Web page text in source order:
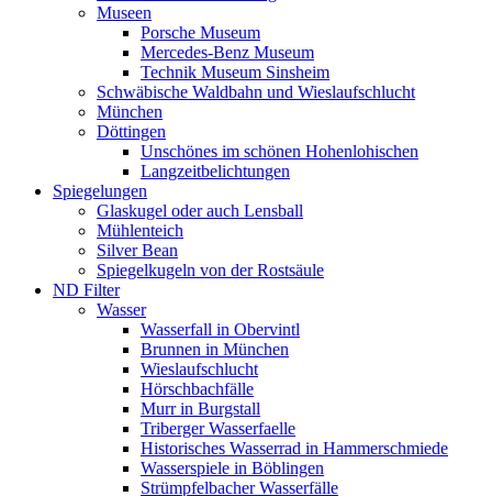
Museen
Porsche Museum
Mercedes-Benz Museum
Technik Museum Sinsheim
Schwäbische Waldbahn und Wieslaufschlucht
München
Döttingen
Unschönes im schönen Hohenlohischen
Langzeitbelichtungen
Spiegelungen
Glaskugel oder auch Lensball
Mühlenteich
Silver Bean
Spiegelkugeln von der Rostsäule
ND Filter
Wasser
Wasserfall in Obervintl
Brunnen in München
Wieslaufschlucht
Hörschbachfälle
Murr in Burgstall
Triberger Wasserfaelle
Historisches Wasserrad in Hammerschmiede
Wasserspiele in Böblingen
Strümpfelbacher Wasserfälle